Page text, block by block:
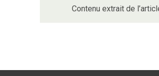
Contenu extrait de